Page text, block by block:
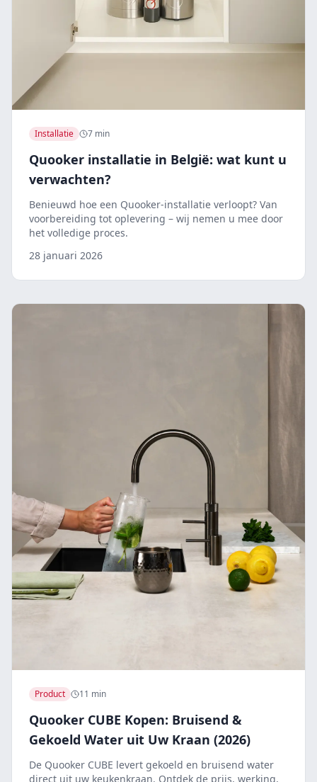
Installatie 7 min
Quooker installatie in België: wat kunt u
verwachten?
Benieuwd hoe een Quooker-installatie verloopt? Van
voorbereiding tot oplevering – wij nemen u mee door
het volledige proces.
28 januari 2026
Product 11 min
Quooker CUBE Kopen: Bruisend &
Gekoeld Water uit Uw Kraan (2026)
De Quooker CUBE levert gekoeld en bruisend water
direct uit uw keukenkraan. Ontdek de prijs, werking,